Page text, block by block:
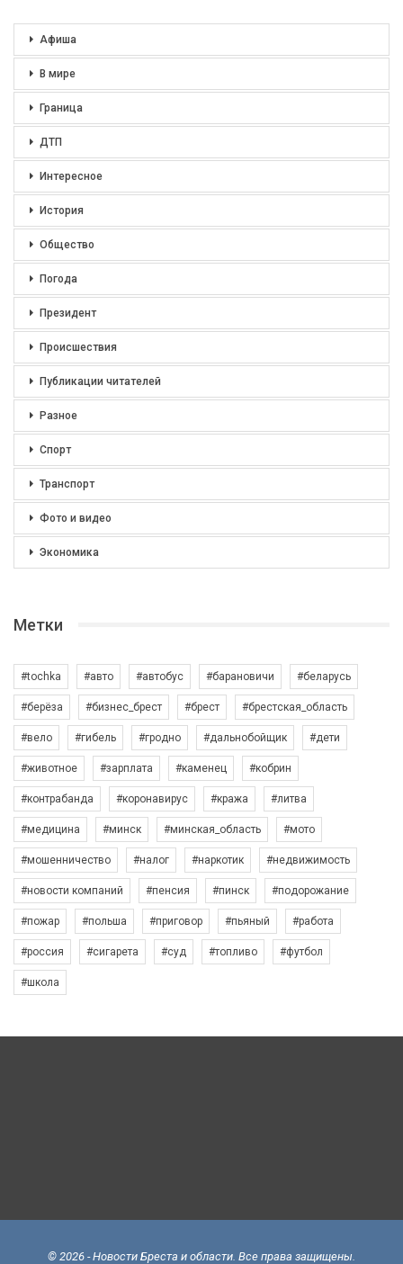
Афиша
В мире
Граница
ДТП
Интересное
История
Общество
Погода
Президент
Происшествия
Публикации читателей
Разное
Спорт
Транспорт
Фото и видео
Экономика
Метки
#tochka #авто #автобус #барановичи #беларусь
#берёза #бизнес_брест #брест #брестская_область
#вело #гибель #гродно #дальнобойщик #дети
#животное #зарплата #каменец #кобрин
#контрабанда #коронавирус #кража #литва
#медицина #минск #минская_область #мото
#мошенничество #налог #наркотик #недвижимость
#новости компаний #пенсия #пинск #подорожание
#пожар #польша #приговор #пьяный #работа
#россия #сигарета #суд #топливо #футбол
#школа
© 2026 - Новости Бреста и области. Все права защищены.